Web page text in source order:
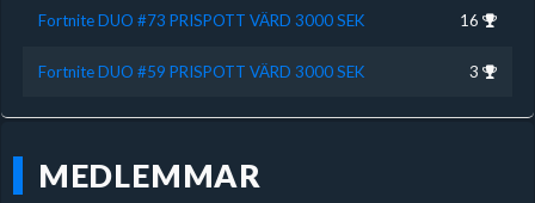
Fortnite DUO #73 PRISPOTT VÄRD 3000 SEK 16
Fortnite DUO #59 PRISPOTT VÄRD 3000 SEK 3
MEDLEMMAR